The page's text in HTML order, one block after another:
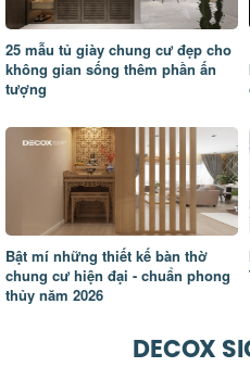
25 mẫu tủ giày chung cư đẹp cho
không gian sống thêm phần ấn
tượng
Bật mí những thiết kế bàn thờ
chung cư hiện đại - chuẩn phong
thủy năm 2026
DECOX